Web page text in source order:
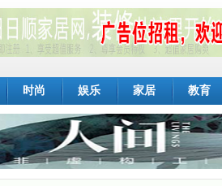
时尚 娱乐 家居 教育